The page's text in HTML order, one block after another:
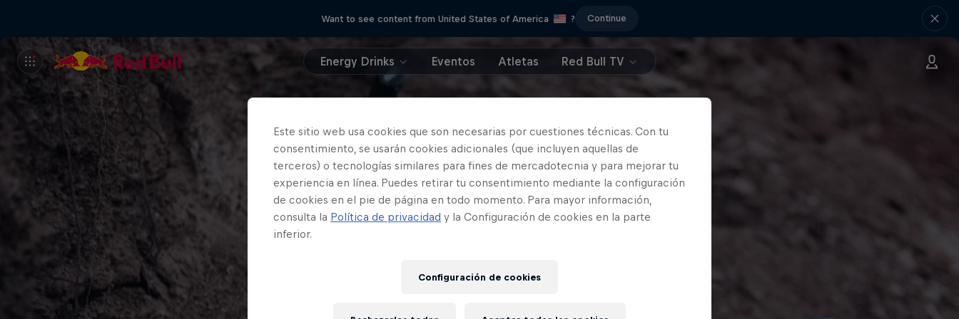
Want to see content from United States of America ? Continue
Energy Drinks Eventos Atletas Red Bull TV
Este sitio web usa cookies que son necesarias por cuestiones técnicas. Con tu
consentimiento, se usarán cookies adicionales (que incluyen aquellas de
terceros) o tecnologías similares para fines de mercadotecnia y para mejorar tu
experiencia en línea. Puedes retirar tu consentimiento mediante la configuración
de cookies en el pie de página en todo momento. Para mayor información,
consulta la Política de privacidad y la Configuración de cookies en la parte
inferior.
Configuración de cookies